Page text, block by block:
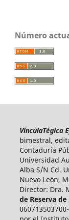
Número
VinculaTégica
bimestral,
Contaduría
Universidad
Alba S/N Cd.
Nuevo León,
Director: Dra.
de Reserva